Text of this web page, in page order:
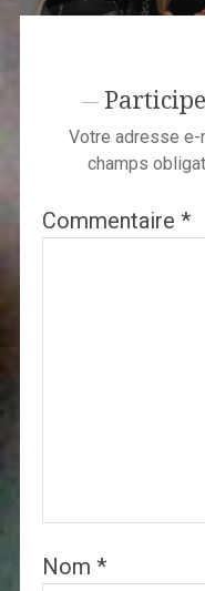
Votre adresse e-
champs
Commentaire *
Nom *